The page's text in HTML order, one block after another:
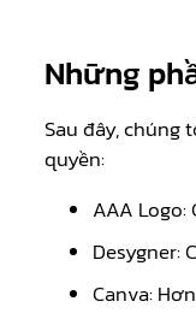
Những
Sau đây,
quyền:
AAA
Desygner:
Canva: